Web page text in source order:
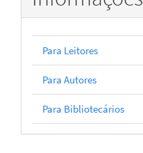
Para Leitores
Para Autores
Para Bibliotecários